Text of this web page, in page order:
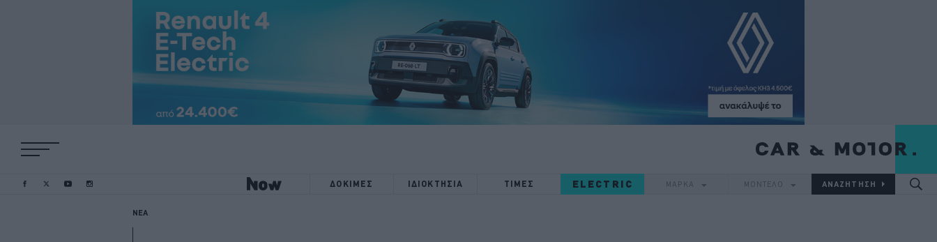
ΔΟΚΙΜΕΣ ΙΔΙΟΚΤΗΣΙΑ ΤΙΜΕΣ ELECTRIC ΜΑΡΚΑ ΜΟΝΤΕΛΟ
ΝΕΑ